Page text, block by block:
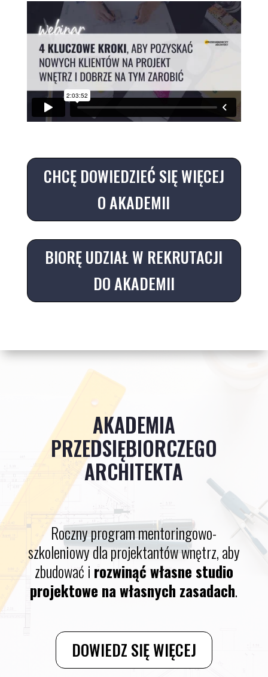
CHCĘ DOWIEDZIEĆ SIĘ WIĘCEJ
O AKADEMII
BIORĘ UDZIAŁ W REKRUTACJI
DO AKADEMII
AKADEMIA
PRZEDSIĘBIORCZEGO
ARCHITEKTA
Roczny program mentoringowo-
szkoleniowy dla projektantów wnętrz, aby
zbudować i rozwinąć własne studio
projektowe na własnych zasadach.
DOWIEDZ SIĘ WIĘCEJ